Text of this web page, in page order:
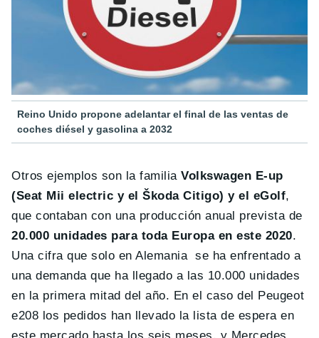
Reino Unido propone adelantar el final de las ventas de
coches diésel y gasolina a 2032
Otros ejemplos son la familia Volkswagen E-up
(Seat Mii electric y el Škoda Citigo) y el eGolf,
que contaban con una producción anual prevista de
20.000 unidades para toda Europa en este 2020.
Una cifra que solo en Alemania se ha enfrentado a
una demanda que ha llegado a las 10.000 unidades
en la primera mitad del año. En el caso del Peugeot
e208 los pedidos han llevado la lista de espera en
este mercado hasta los seis meses, y Mercedes